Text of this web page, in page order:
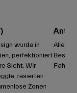
wurde in
perfektioniert
Sicht. Wir
rasierten
Zonen
Anti-
Alle